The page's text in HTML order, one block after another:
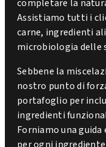
completare la
Assistiamo tutti i
carne, ingredienti
microbiologia delle
Sebbene la
nostro punto di
portafoglio per
ingredienti
Forniamo una